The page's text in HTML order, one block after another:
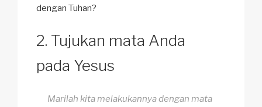
dengan Tuhan?
Tujukan mata Anda
pada Yesus
Marilah kita melakukannya dengan mata